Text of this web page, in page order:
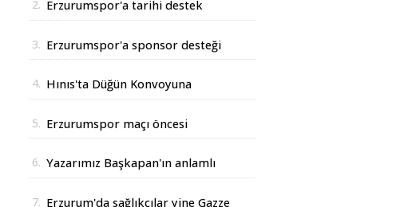
2. Erzurumspor'a tarihi destek
3. Erzurumspor'a sponsor desteği
4. Hınıs'ta Düğün Konvoyuna
5. Erzurumspor maçı öncesi
6. Yazarımız Başkapan'ın anlamlı
7. Erzurum'da sağlıkçılar yine Gazze